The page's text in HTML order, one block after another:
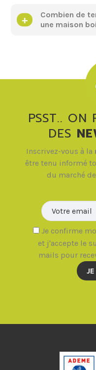
Combien de
une maison
PSST.. ON
DES
Inscrivez-vous à la
être tenu informé
du marché
Je confirme
et j'accepte le
mails pour